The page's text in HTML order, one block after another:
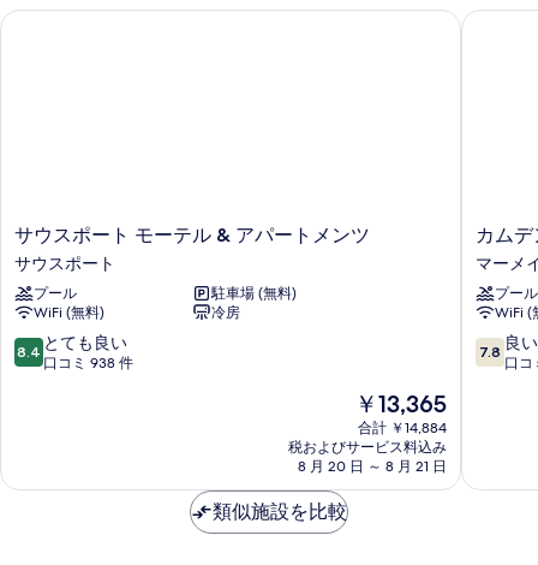
の
る
詳
サ
ウ
ス
ポ
ー
ト
モ
パ
サウスポート モーテル & アパートメンツ
サウスポート
プール
駐車場 (無料)
WiFi (無料)
冷房
10
段
も
8.4 とても良い
口コミ 938 件
現
在
の
料
金
￥13,365
合計 ￥14,884
税およびサービス料込み
8 月 20 日 ～ 8 月 21 日
サウスポート モーテル & アパートメンツ
カ
デ
ン
モ
ー
タ
メ
カム
マーメ
プール
WiFi (
10
段
口
7.8 良い
口コ
カムデ
類似施設を比較